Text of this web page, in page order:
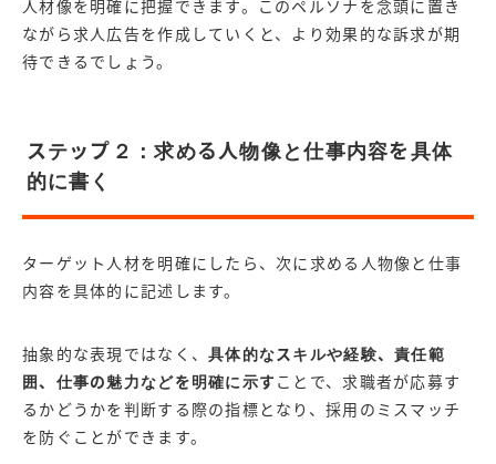
人材像を明確に把握できます。このペルソナを念頭に置き
ながら求人広告を作成していくと、より効果的な訴求が期
待できるでしょう。
ステップ２：求める人物像と仕事内容を具体
的に書く
ターゲット人材を明確にしたら、次に求める人物像と仕事
内容を具体的に記述します。
抽象的な表現ではなく、具体的なスキルや経験、責任範
囲、仕事の魅力などを明確に示す ことで、求職者が応募す
るかどうかを判断する際の指標となり、採用のミスマッチ
を防ぐことができます。